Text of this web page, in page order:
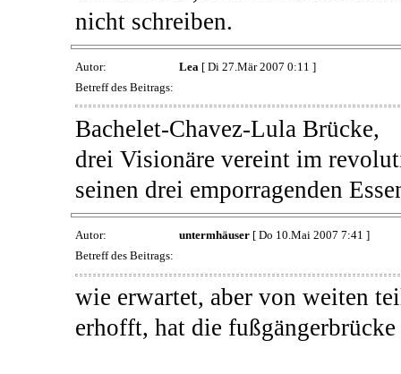
nicht schreiben.
Autor: Lea [ Di 27.Mär 2007 0:11 ]
Betreff des Beitrags:
Bachelet-Chavez-Lula Brücke,
drei Visionäre vereint im
seinen drei emporragenden
Autor: untermhäuser[ Do 10.Mai 2007 7:41 ]
Betreff des Beitrags:
wie erwartet, aber von weiten
erhofft, hat die